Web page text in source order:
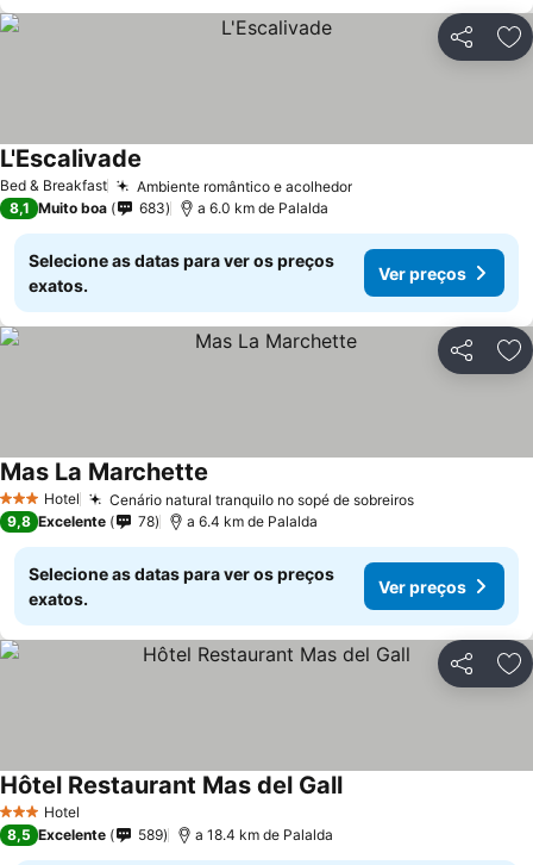
Partilhar
Bed & Breakfast Ambiente romântico e acolhedor
L'Escalivade
8,1 Muito boa 683 a 6.0 km de Palalda
Selecione as datas para ver os preços
exatos.
Ver preços
Partilhar
3 EstrelasHotel Cenário natural tranquilo no sopé de sobreiros
Mas La Marchette
9,8 Excelente 78 a 6.4 km de Palalda
Selecione as datas para ver os preços
exatos.
Ver preços
Partilhar
3 EstrelasHotel
Hôtel Restaurant Mas del Gall
8,5 Excelente 589 a 18.4 km de Palalda